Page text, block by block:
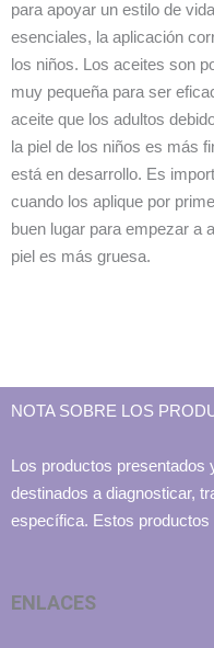
para apoyar un estilo de
esenciales, la aplicación
los niños. Los aceites son
muy pequeña para ser
aceite que los adultos
la piel de los niños es más
está en desarrollo. Es
cuando los aplique por
buen lugar para empezar a
piel es más gruesa.
NOTA SOBRE LOS
Los productos presentados
destinados a diagnosticar,
específica. Estos
ENLACES